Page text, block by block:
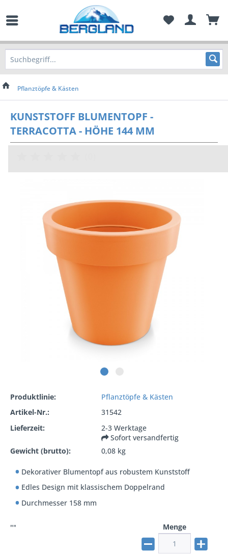
Pflanztöpfe & Kästen
KUNSTSTOFF BLUMENTOPF -
TERRACOTTA - HÖHE 144 MM
Produktlinie:
Pflanztöpfe & Kästen
Artikel-Nr.:
31542
Lieferzeit:
2-3 Werktage
Sofort versandfertig
Gewicht (brutto):
0,08 kg
Dekorativer Blumentopf aus robustem Kunststoff
Edles Design mit klassischem Doppelrand
Durchmesser 158 mm
Menge
""